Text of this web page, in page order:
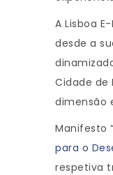
A Lisboa
desde a
Cidade de
dimensão
Manifesto “
para o
respetiva